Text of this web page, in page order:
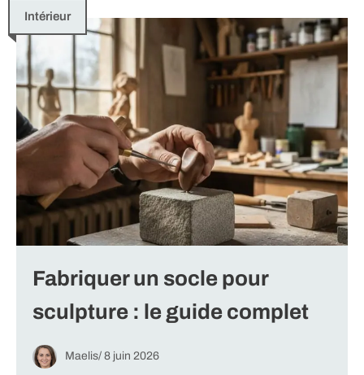
Intérieur
Fabriquer un socle pour
sculpture : le guide complet
Maelis/ 8 juin 2026